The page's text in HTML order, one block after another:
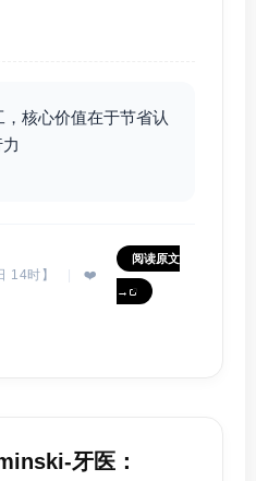
核心价值在于节省认
14时】
❤️
阅读原文
→
牙医：